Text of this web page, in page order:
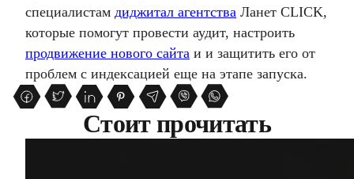
специалистам диджитал агентства Ланет CLICK,
которые помогут провести аудит, настроить
продвижение нового сайта и и защитить его от
проблем с индексацией еще на этапе запуска.
Стоит прочитать